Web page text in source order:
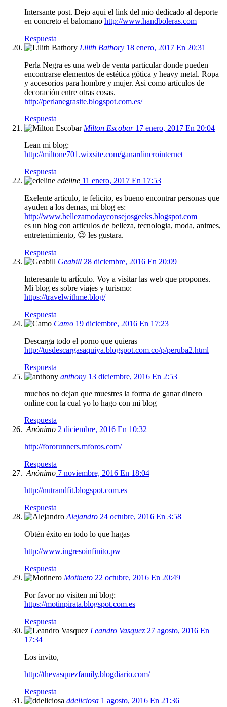
Intersante post. Dejo aqui el link del mio dedicado al deporte
en concreto el balomano http://www.handboleras.com
Respuesta
Lilith Bathory 18 enero, 2017 En 20:31
Perla Negra es una web de venta particular donde pueden
encontrarse elementos de estética gótica y heavy metal. Ropa
y accesorios para hombre y mujer. Asi como artículos de
decoración entre otras cosas.
http://perlanegrasite.blogspot.com.es/
Respuesta
Milton Escobar 17 enero, 2017 En 20:04
Lean mi blog:
http://miltone701.wixsite.com/ganardinerointernet
Respuesta
edeline 11 enero, 2017 En 17:53
Exelente articulo, te felicito, es bueno encontrar personas que
ayuden a los demas, mi blog es:
http://www.bellezamodayconsejosgeeks.blogspot.com
es un blog con articulos de belleza, tecnologia, moda, animes,
entretenimiento, 😉 les gustara.
Respuesta
Geabill 28 diciembre, 2016 En 20:09
Interesante tu artículo. Voy a visitar las web que propones.
Mi blog es sobre viajes y turismo:
https://travelwithme.blog/
Respuesta
Camo 19 diciembre, 2016 En 17:23
Descarga todo el porno que quieras
http://tusdescargasaquiya.blogspot.com.co/p/peruba2.html
Respuesta
anthony 13 diciembre, 2016 En 2:53
muchos no dejan que muestres la forma de ganar dinero
online con la cual yo lo hago con mi blog
Respuesta
Anónimo 2 diciembre, 2016 En 10:32
http://fororunners.mforos.com/
Respuesta
Anónimo 7 noviembre, 2016 En 18:04
http://nutrandfit.blogspot.com.es
Respuesta
Alejandro 24 octubre, 2016 En 3:58
Obtén éxito en todo lo que hagas
http://www.ingresoinfinito.pw
Respuesta
Motinero 22 octubre, 2016 En 20:49
Por favor no visiten mi blog:
https://motinpirata.blogspot.com.es
Respuesta
Leandro Vasquez 27 agosto, 2016 En
17:34
Los invito,
http://thevasquezfamily.blogdiario.com/
Respuesta
ddeliciosa 1 agosto, 2016 En 21:36